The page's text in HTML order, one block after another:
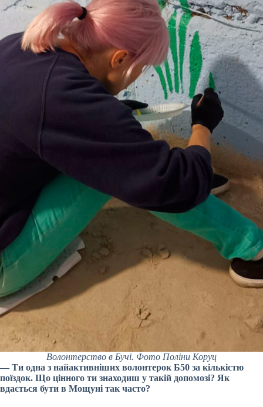
Волонтерство в Бучі. Фото Поліни Коруц
— Ти одна з найактивніших волонтерок Б50 за кількістю
поїздок. Що цінного ти знаходиш у такій допомозі? Як
вдається бути в Мощуні так часто?